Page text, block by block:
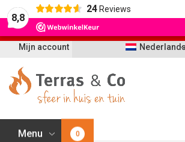
8,8
24 Reviews
Nederlands
Mijn account
Menu 0
Let op: t/m 21 augustus worden
vertraagd geleverd i.v.m.